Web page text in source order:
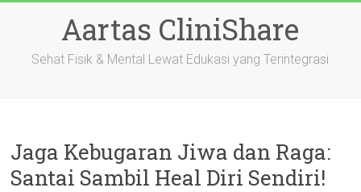
Aartas CliniShare
Sehat Fisik & Mental Lewat Edukasi yang Terintegrasi
Jaga Kebugaran Jiwa dan Raga:
Santai Sambil Heal Diri Sendiri!